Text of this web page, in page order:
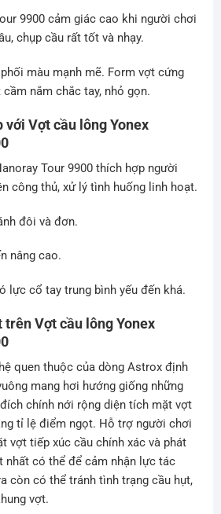
9900 cảm giác cao khi người chơi
chụp cầu rất tốt và nhạy.
màu mạnh mẽ. Form vợt cứng
nắm chắc tay, nhỏ gọn.
với Vợt cầu lôngYonex
Tour 9900 thích hợp người
công thủ, xử lý tình huống linh hoạt.
đôi và đơn.
nâng cao.
lực cổ tay trung bình yếu đến khá.
trên Vợt cầu lôngYonex
quen thuộc của dòng Astrox định
mang hơi hướng giống những
chính nới rộng diện tích mặt vợt
tỉ lệ điểm ngọt. Hỗ trợ người chơi
vợt tiếp xúc cầu chính xác và phát
nhất có thể để cảm nhận lực tác
còn có thể tránh tình trạng cầu hụt,
vợt.